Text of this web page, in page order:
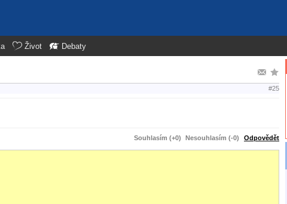
Život Debaty
#25
Souhlasím (+0) Nesouhlasím (-0) Odpovědět